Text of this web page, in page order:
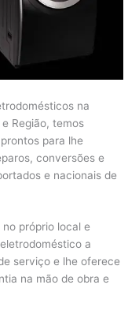
na
e Região, temos
para lhe
conversões e
e nacionais de
próprio local e
a
serviço e lhe oferece
na mão de obra e